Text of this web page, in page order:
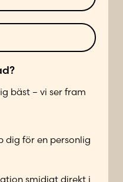
bäst – vi ser fram
dig för en personlig
smidigt direkt i